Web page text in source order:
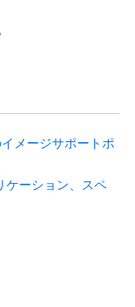
メージサポートポ
ケーション、スペ